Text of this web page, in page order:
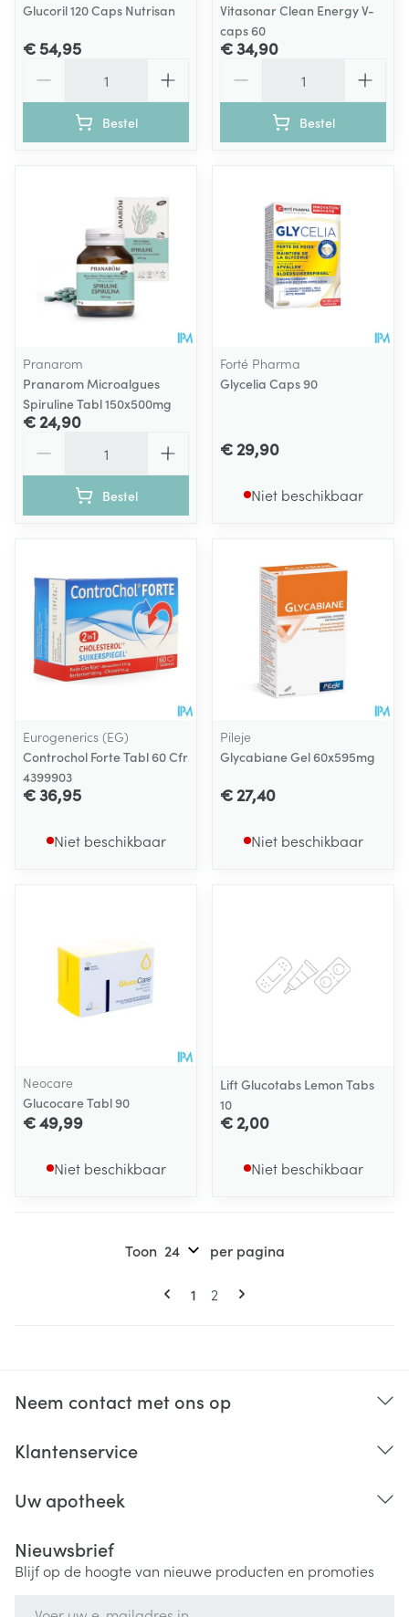
Glucoril 120 Caps Nutrisan
€ 54,95
Bestel
Vitasonar Clean Energy V-
caps 60
€ 34,90
Bestel
Pranarom
Pranarom Microalgues
Spiruline Tabl 150x500mg
€ 24,90
Bestel
Forté Pharma
Glycelia Caps 90
€ 29,90
Niet beschikbaar
Eurogenerics (EG)
Controchol Forte Tabl 60 Cfr
4399903
€ 36,95
Niet beschikbaar
Pileje
Glycabiane Gel 60x595mg
€ 27,40
Niet beschikbaar
Neocare
Glucocare Tabl 90
€ 49,99
Niet beschikbaar
Lift Glucotabs Lemon Tabs
10
€ 2,00
Niet beschikbaar
Pagina's
U lees momenteel pagina
1 Pagina
2
Toon per pagina
Neem contact met ons op
Klantenservice
Uw apotheek
Nieuwsbrief
Blijf op de hoogte van nieuwe producten en promoties